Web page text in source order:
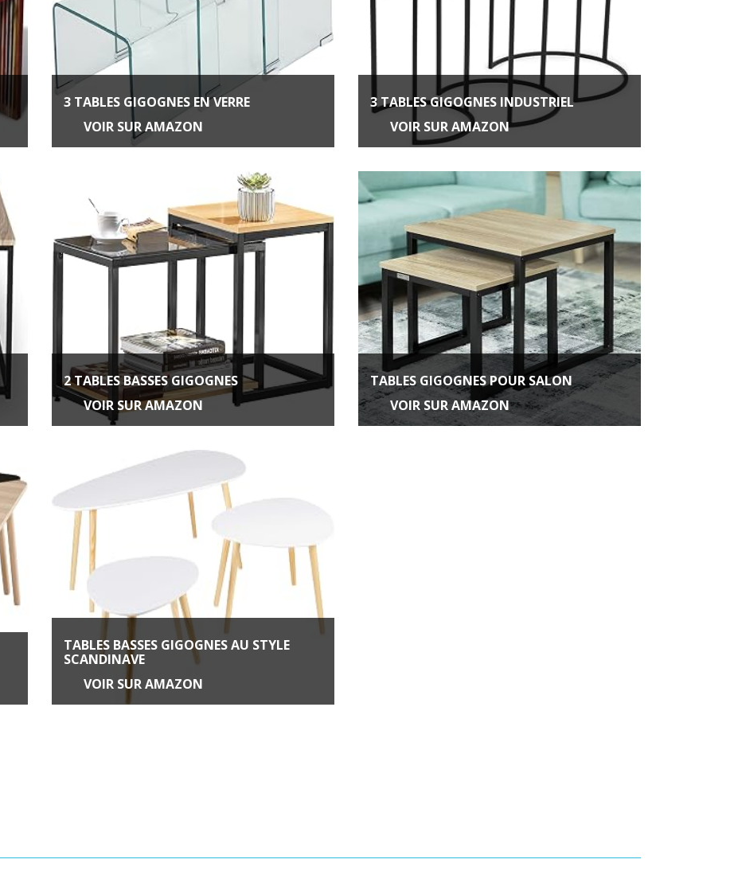
3 TABLES GIGOGNES EN VERRE
VOIR SUR AMAZON
3 TABLES GIGOGNES INDUSTRIEL
VOIR SUR AMAZON
2 TABLES BASSES GIGOGNES
VOIR SUR AMAZON
TABLES GIGOGNES POUR SALON
VOIR SUR AMAZON
TABLES BASSES GIGOGNES AU STYLE
SCANDINAVE
VOIR SUR AMAZON